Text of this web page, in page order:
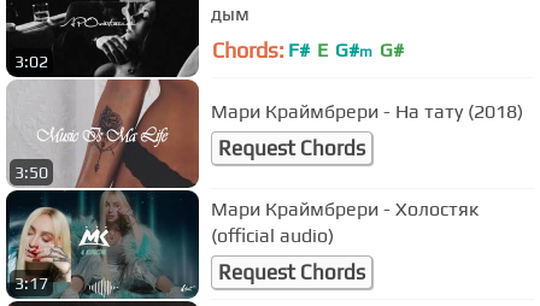
3:02
дым
Chords: F# E G#m G#
3:50
Мари Краймбрери - На тату (2018)
Request Chords
3:17
Мари Краймбрери - Холостяк
(official audio)
Request Chords